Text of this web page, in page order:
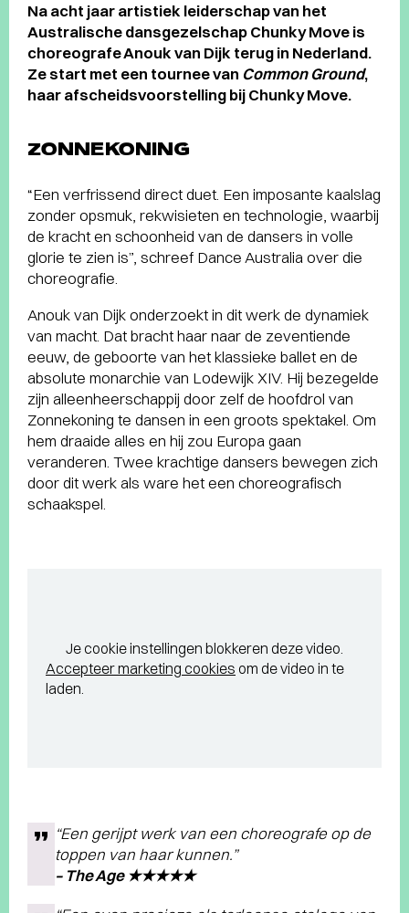
Na acht jaar artistiek leiderschap van het
Australische dansgezelschap Chunky Move is
choreografe Anouk van Dijk terug in Nederland.
Ze start met een tournee van Common Ground,
haar afscheidsvoorstelling bij Chunky Move.
ZONNEKONING
“Een verfrissend direct duet. Een imposante kaalslag
zonder opsmuk, rekwisieten en technologie, waarbij
de kracht en schoonheid van de dansers in volle
glorie te zien is”, schreef Dance Australia over die
choreografie.
Anouk van Dijk onderzoekt in dit werk de dynamiek
van macht. Dat bracht haar naar de zeventiende
eeuw, de geboorte van het klassieke ballet en de
absolute monarchie van Lodewijk XIV. Hij bezegelde
zijn alleenheerschappij door zelf de hoofdrol van
Zonnekoning te dansen in een groots spektakel. Om
hem draaide alles en hij zou Europa gaan
veranderen. Twee krachtige dansers bewegen zich
door dit werk als ware het een choreografisch
schaakspel.
Je cookie instellingen blokkeren deze video.
Accepteer marketing cookies om de video in te
laden.
“Een gerijpt werk van een choreografe op de
toppen van haar kunnen.”
– The Age ★★★★★